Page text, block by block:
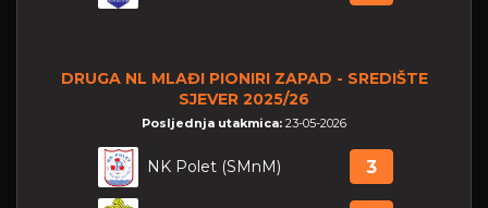
DRUGA NL MLAĐI PIONIRI ZAPAD - SREDIŠTE
SJEVER 2025/26
Posljednja utakmica: 23-05-2026
NK Polet (SMnM) 3